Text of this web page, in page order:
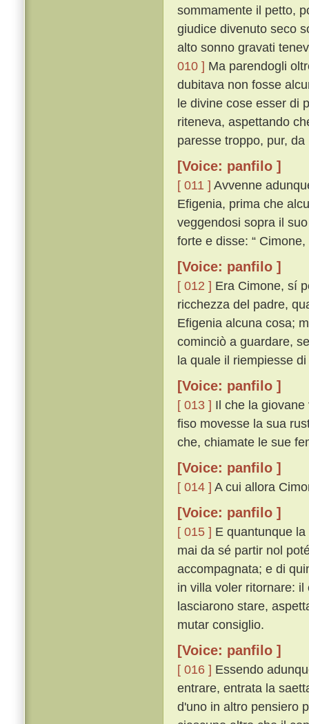
sommamente il petto,
giudice divenuto seco
alto sonno gravati
010 ] Ma parendogli
dubitava non fosse
le divine cose esser di
riteneva, aspettando
paresse troppo, pur,
[Voice: panfilo ]
[ 011 ] Avvenne
Efigenia, prima che
veggendosi sopra il
forte e disse: “
[Voice: panfilo ]
[ 012 ] Era Cimone, sí
ricchezza del padre,
Efigenia alcuna cosa;
cominciò a guardare,
la quale il riempiesse
[Voice: panfilo ]
[ 013 ] Il che la
fiso movesse la sua
che, chiamate le sue
[Voice: panfilo ]
[ 014 ] A cui allora
[Voice: panfilo ]
[ 015 ] E quantunque
mai da sé partir nol
accompagnata; e di
in villa voler ritornare:
lasciarono stare,
mutar consiglio.
[Voice: panfilo ]
[ 016 ] Essendo
entrare, entrata la
d'uno in altro pensiero